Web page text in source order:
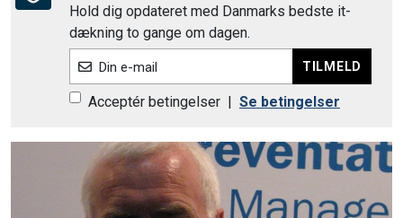
Hold dig opdateret med Danmarks bedste it-
dækning to gange om dagen.
Din e-mail TILMELD
Acceptér betingelser | Se betingelser